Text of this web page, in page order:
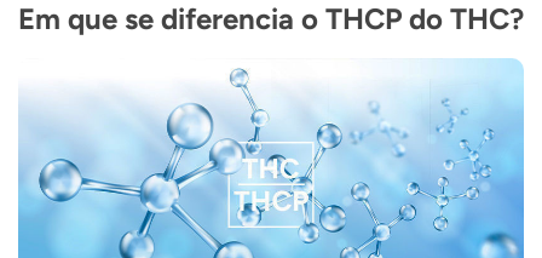
Em que se diferencia o THCP do THC?